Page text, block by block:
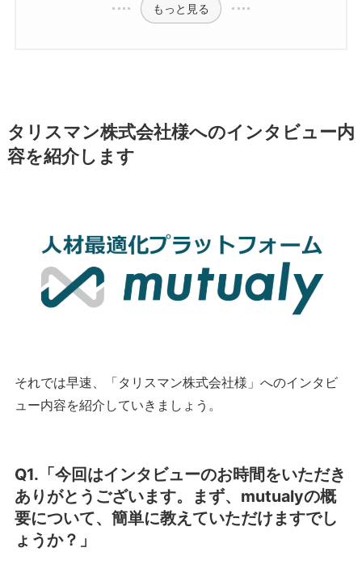
もっと見る
タリスマン株式会社様へのインタビュー内
容を紹介します
それでは早速、「タリスマン株式会社様」へのインタビ
ュー内容を紹介していきましょう。
Q1.「今回はインタビューのお時間をいただき
ありがとうございます。まず、mutualyの概
要について、簡単に教えていただけますでし
ょうか？」